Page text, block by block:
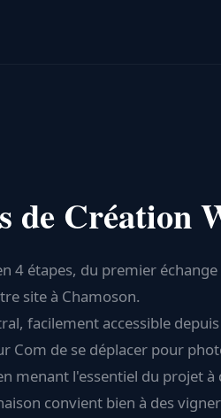
de Création
4 étapes, du premier échange
site à Chamoson.
facilement accessible
Com de se déplacer pour
menant l'essentiel du projet à
convient bien à des